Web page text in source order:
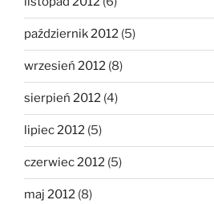
październik 2012 (5)
wrzesień 2012 (8)
sierpień 2012 (4)
lipiec 2012 (5)
czerwiec 2012 (5)
maj 2012 (8)